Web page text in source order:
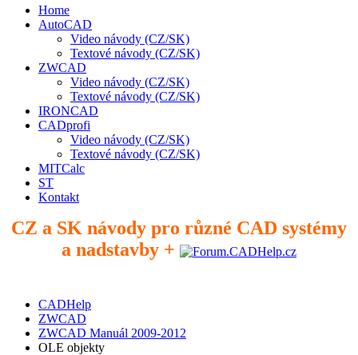
Home
AutoCAD
Video návody (CZ/SK)
Textové návody (CZ/SK)
ZWCAD
Video návody (CZ/SK)
Textové návody (CZ/SK)
IRONCAD
CADprofi
Video návody (CZ/SK)
Textové návody (CZ/SK)
MITCalc
ST
Kontakt
CZ a SK návody pro různé CAD systémy
a nadstavby +
CADHelp
ZWCAD
ZWCAD Manuál 2009-2012
OLE objekty